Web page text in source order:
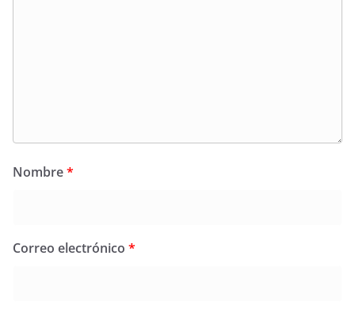
Nombre*
Correo electrónico *